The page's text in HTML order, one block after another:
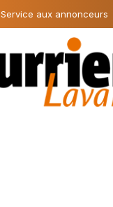
Service aux annonceurs